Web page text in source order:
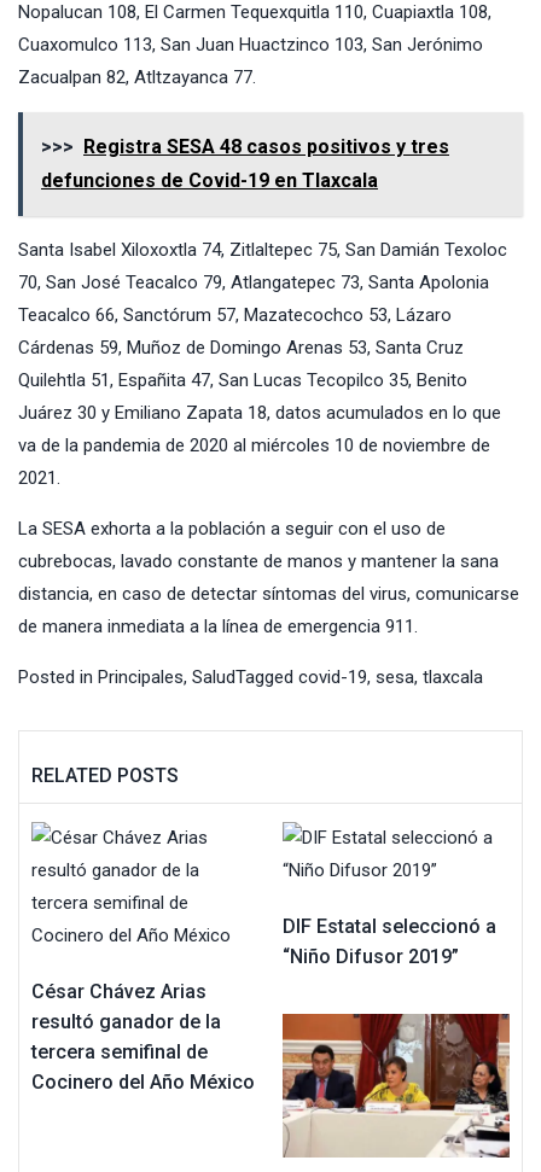
Nopalucan 108, El Carmen Tequexquitla 110, Cuapiaxtla 108,
Cuaxomulco 113, San Juan Huactzinco 103, San Jerónimo
Zacualpan 82, Atltzayanca 77.
>>> Registra SESA 48 casos positivos y tres
defunciones de Covid-19 en Tlaxcala
Santa Isabel Xiloxoxtla 74, Zitlaltepec 75, San Damián Texoloc
70, San José Teacalco 79, Atlangatepec 73, Santa Apolonia
Teacalco 66, Sanctórum 57, Mazatecochco 53, Lázaro
Cárdenas 59, Muñoz de Domingo Arenas 53, Santa Cruz
Quilehtla 51, Españita 47, San Lucas Tecopilco 35, Benito
Juárez 30 y Emiliano Zapata 18, datos acumulados en lo que
va de la pandemia de 2020 al miércoles 10 de noviembre de
2021.
La SESA exhorta a la población a seguir con el uso de
cubrebocas, lavado constante de manos y mantener la sana
distancia, en caso de detectar síntomas del virus, comunicarse
de manera inmediata a la línea de emergencia 911.
Posted in Principales, SaludTagged covid-19, sesa, tlaxcala
RELATED POSTS
César Chávez Arias
resultó ganador de la
tercera semifinal de
Cocinero del Año México
DIF Estatal seleccionó a
“Niño Difusor 2019”